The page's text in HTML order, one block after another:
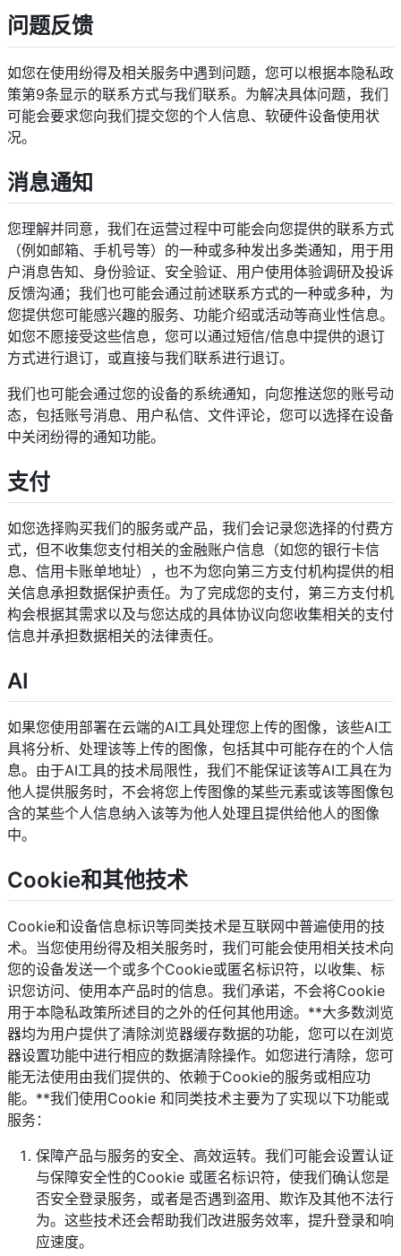
问题反馈
如您在使用纷得及相关服务中遇到问题，您可以根据本隐私政
策第9条显示的联系方式与我们联系。为解决具体问题，我们
可能会要求您向我们提交您的个人信息、软硬件设备使用状
况。
消息通知
您理解并同意，我们在运营过程中可能会向您提供的联系方式
（例如邮箱、手机号等）的一种或多种发出多类通知，用于用
户消息告知、身份验证、安全验证、用户使用体验调研及投诉
反馈沟通；我们也可能会通过前述联系方式的一种或多种，为
您提供您可能感兴趣的服务、功能介绍或活动等商业性信息。
如您不愿接受这些信息，您可以通过短信/信息中提供的退订
方式进行退订，或直接与我们联系进行退订。
我们也可能会通过您的设备的系统通知，向您推送您的账号动
态，包括账号消息、用户私信、文件评论，您可以选择在设备
中关闭纷得的通知功能。
支付
如您选择购买我们的服务或产品，我们会记录您选择的付费方
式，但不收集您支付相关的金融账户信息（如您的银行卡信
息、信用卡账单地址），也不为您向第三方支付机构提供的相
关信息承担数据保护责任。为了完成您的支付，第三方支付机
构会根据其需求以及与您达成的具体协议向您收集相关的支付
信息并承担数据相关的法律责任。
AI
如果您使用部署在云端的AI工具处理您上传的图像，该些AI工
具将分析、处理该等上传的图像，包括其中可能存在的个人信
息。由于AI工具的技术局限性，我们不能保证该等AI工具在为
他人提供服务时，不会将您上传图像的某些元素或该等图像包
含的某些个人信息纳入该等为他人处理且提供给他人的图像
中。
Cookie和其他技术
Cookie和设备信息标识等同类技术是互联网中普遍使用的技
术。当您使用纷得及相关服务时，我们可能会使用相关技术向
您的设备发送一个或多个Cookie或匿名标识符，以收集、标
识您访问、使用本产品时的信息。我们承诺，不会将Cookie
用于本隐私政策所述目的之外的任何其他用途。**大多数浏览
器均为用户提供了清除浏览器缓存数据的功能，您可以在浏览
器设置功能中进行相应的数据清除操作。如您进行清除，您可
能无法使用由我们提供的、依赖于Cookie的服务或相应功
能。**我们使用Cookie 和同类技术主要为了实现以下功能或
服务：
保障产品与服务的安全、高效运转。我们可能会设置认证
与保障安全性的Cookie 或匿名标识符，使我们确认您是
否安全登录服务，或者是否遇到盗用、欺诈及其他不法行
为。这些技术还会帮助我们改进服务效率，提升登录和响
应速度。